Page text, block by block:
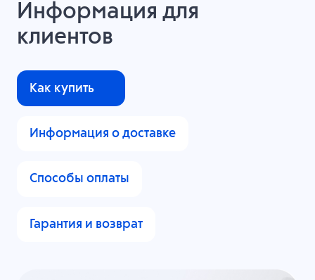
Информация для
клиентов
Как купить
Информация о доставке
Способы оплаты
Гарантия и возврат